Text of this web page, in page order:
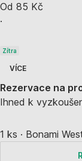
Od 85 Kč
·
Zítra
VÍCE
Rezervace na
Ihned k
1 ks · Bonami